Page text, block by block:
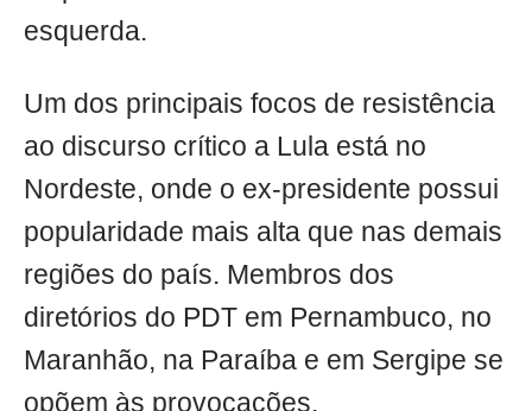
esquerda.
Um dos principais focos de resistência
ao discurso crítico a Lula está no
Nordeste, onde o ex-presidente possui
popularidade mais alta que nas demais
regiões do país. Membros dos
diretórios do PDT em Pernambuco, no
Maranhão, na Paraíba e em Sergipe se
opõem às provocações.